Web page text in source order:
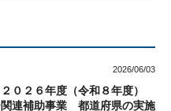
2026/06/03
２０２６年度（令和８年度）
連補助事業 都道府県の実施